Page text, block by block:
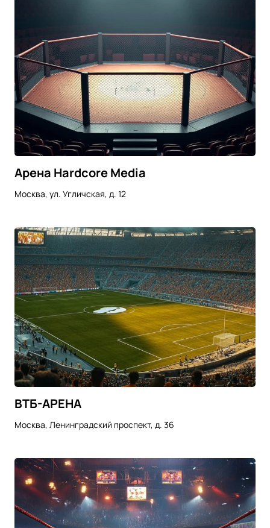
Арена Hardcore Media
Москва, ул. Угличская, д. 12
ВТБ-АРЕНА
Москва, Ленинградский проспект, д. 36